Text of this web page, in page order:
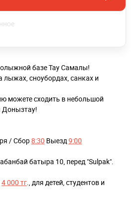
базе Тау Самалы!
лыжах, сноубордах, санках и
можете сходить в небольшой
Донызтау!
/ Сбор8:30 Выезд9:00
батыра 10, перед "Sulpak".
4 000 тг., для детей, студентов и